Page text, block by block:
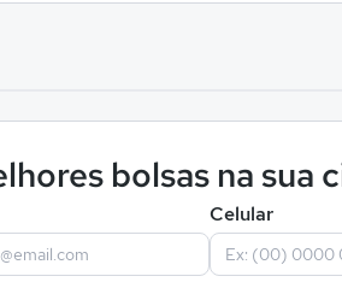
bolsas na sua
Celular